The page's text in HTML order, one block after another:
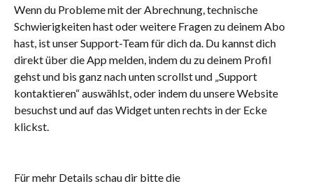
Wenn du Probleme mit der Abrechnung, technische
Schwierigkeiten hast oder weitere Fragen zu deinem Abo
hast, ist unser Support-Team für dich da. Du kannst dich
direkt über die App melden, indem du zu deinem Profil
gehst und bis ganz nach unten scrollst und „Support
kontaktieren“ auswählst, oder indem du unsere Website
besuchst und auf das Widget unten rechts in der Ecke
klickst.
Für mehr Details schau dir bitte die